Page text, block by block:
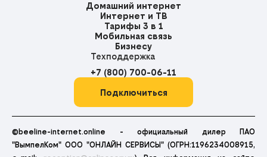
Домашний интернет
Интернет и ТВ
Тарифы 3 в 1
Мобильная связь
Бизнесу
Техподдержка
+7 (800) 700-06-11
Подключиться
©beeline-internet.online - официальный дилер ПАО
"ВымпелКом" ООО "ОНЛАЙН СЕРВИСЫ" (ОГРН:1196234008915,